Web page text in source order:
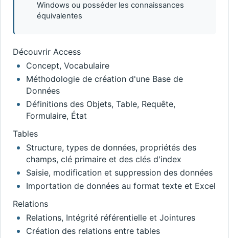
Windows ou posséder les connaissances
équivalentes
Découvrir Access
Concept, Vocabulaire
Méthodologie de création d'une Base de
Données
Définitions des Objets, Table, Requête,
Formulaire, État
Tables
Structure, types de données, propriétés des
champs, clé primaire et des clés d'index
Saisie, modification et suppression des données
Importation de données au format texte et Excel
Relations
Relations, Intégrité référentielle et Jointures
Création des relations entre tables